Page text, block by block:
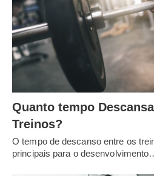
Quanto tempo
Treinos?
O tempo de descanso entre os
principais para o